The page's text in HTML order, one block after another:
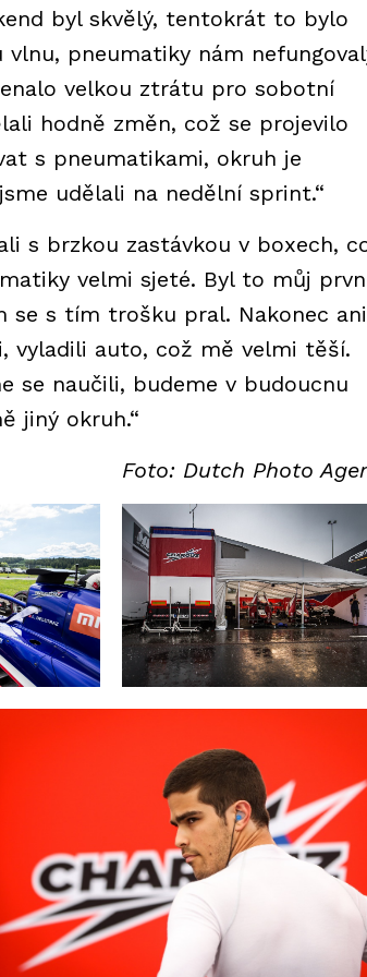
byl skvělý, tentokrát to bylo
pneumatiky nám
velkou ztrátu pro sobotní
hodně změn, což se projevilo
s pneumatikami, okruh je
udělali na nedělní sprint.“
s brzkou zastávkou v boxech,
velmi sjeté. Byl to můj
se s tím trošku pral. Nakonec ani
vyladili auto, což mě velmi těší.
se naučili, budeme v budoucnu
jiný okruh.“
Foto: Dutch Photo